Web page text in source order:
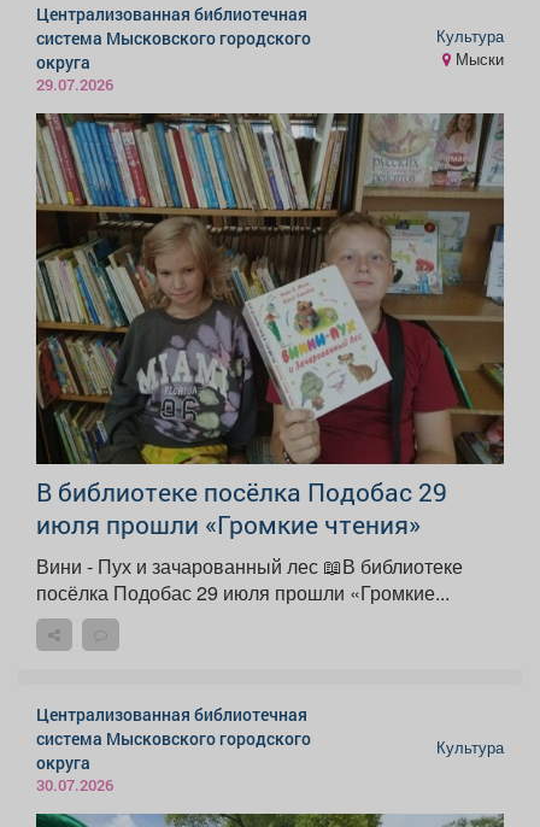
Централизованная библиотечная
система Мысковского городского
округа
29.07.2026
Культура
Мыски
В библиотеке посёлка Подобас 29
июля прошли «Громкие чтения»
Вини - Пух и зачарованный лес 📖В библиотеке
посёлка Подобас 29 июля прошли «Громкие...
Централизованная библиотечная
система Мысковского городского
округа
30.07.2026
Культура